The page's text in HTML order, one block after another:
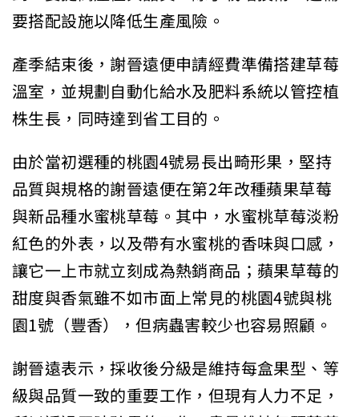
要搭配設施以降低生產風險。
產季結束後，謝晉遠便申請經費準備搭建草莓
溫室，並規劃自動化給水及肥料系統以管控植
株生長，同時達到省工目的。
由於當初選種的桃園4號易長出畸形果，堅持
品質與規格的謝晉遠便在第2年改種蘋果草莓
與新品種水蜜桃草莓。其中，水蜜桃草莓淡粉
紅色的外表，以及帶有水蜜桃的香味與口感，
讓它一上市就立刻成為熱銷商品；蘋果草莓的
甜度與香氣雖不如市面上常見的桃園4號與桃
園1號（豐香），但病蟲害較少也容易照顧。
謝晉遠表示，採收後分級是維持每盒果型、等
級與品質一致的重要工作，但現有人力不足，